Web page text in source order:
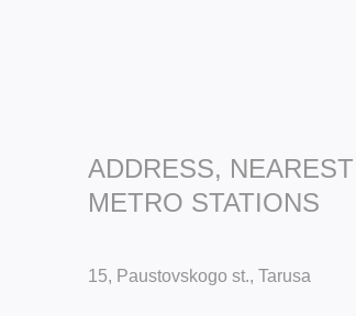
ADDRESS, NEAREST
METRO STATIONS
15, Paustovskogo st., Tarusa